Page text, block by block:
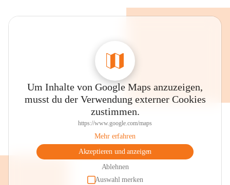
Um Inhalte von Google Maps anzuzeigen,
musst du der Verwendung externer Cookies
zustimmen.
https://www.google.com/maps
Mehr erfahren
Akzeptieren und anzeigen
Ablehnen
Auswahl merken